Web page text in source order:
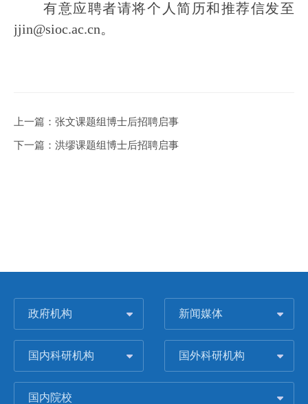
有意应聘者请将个人简历和推荐信发至
jjin@sioc.ac.cn。
上一篇： 张文课题组博士后招聘启事
下一篇： 洪缪课题组博士后招聘启事
政府机构 新闻媒体
国内科研机构 国外科研机构
国内院校